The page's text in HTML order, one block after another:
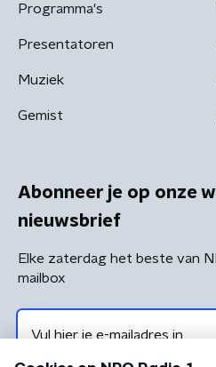
Programma's
Presentatoren
Muziek
Gemist
Abonneer je op onze
nieuwsbrief
Elke zaterdag het beste van
mailbox